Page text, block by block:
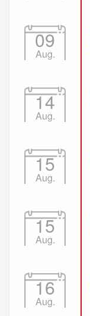
09
Aug.
14
Aug.
15
Aug.
15
Aug.
16
Aug.